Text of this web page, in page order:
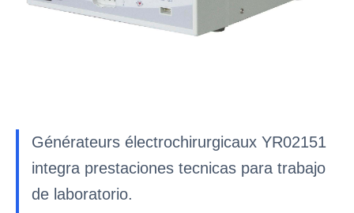
Générateurs électrochirurgicaux YR02151
integra prestaciones tecnicas para trabajo
de laboratorio.